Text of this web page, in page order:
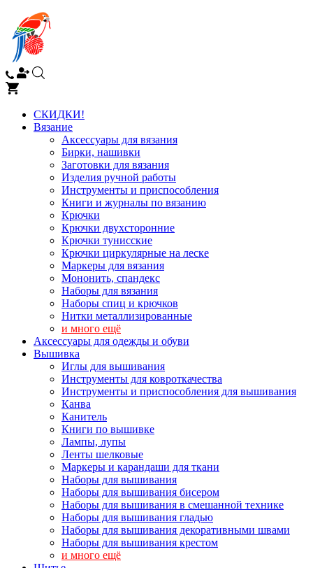
СКИДКИ!
Вязание
Аксессуары для вязания
Бирки, нашивки
Заготовки для вязания
Изделия ручной работы
Инструменты и приспособления
Книги и журналы по вязанию
Крючки
Крючки двухсторонние
Крючки тунисские
Крючки циркулярные на леске
Маркеры для вязания
Мононить, спандекс
Наборы для вязания
Наборы спиц и крючков
Нитки металлизированные
и много ещё
Аксессуары для одежды и обуви
Вышивка
Иглы для вышивания
Инструменты для ковроткачества
Инструменты и приспособления для вышивания
Канва
Канитель
Книги по вышивке
Лампы, лупы
Ленты шелковые
Маркеры и карандаши для ткани
Наборы для вышивания
Наборы для вышивания бисером
Наборы для вышивания в смешанной технике
Наборы для вышивания гладью
Наборы для вышивания декоративными швами
Наборы для вышивания крестом
и много ещё